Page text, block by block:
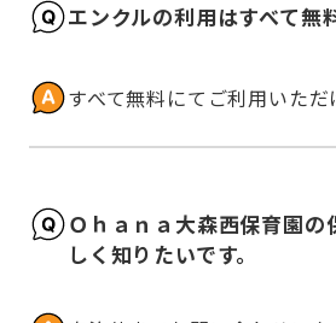
エンクルの利用はすべて無
すべて無料にてご利用いただ
Ｏｈａｎａ大森西保育園の
しく知りたいです。